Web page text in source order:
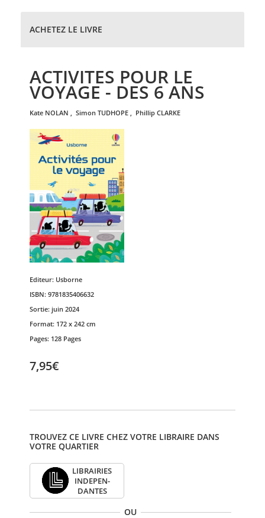
ACHETEZ LE LIVRE
ACTIVITES POUR LE
VOYAGE - DES 6 ANS
kate NOLAN , simon TUDHOPE , phillip CLARKE
Editeur: Usborne
ISBN: 9781835406632
Sortie: juin 2024
Format: 172 x 242 cm
Pages: 128 Pages
7,95€
TROUVEZ CE LIVRE CHEZ VOTRE LIBRAIRE DANS
VOTRE QUARTIER
LIBRAI­RIES
INDE­PEN­
DANTES
OU